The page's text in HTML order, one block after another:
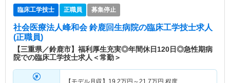
臨床工学技士 正職員 募集停止
社会医療法人峰和会 鈴鹿回生病院の臨床工学技士求人
(正職員)
【三重県／鈴鹿市】福利厚生充実◎年間休日120日◎急性期病
院での臨床工学技士求人＜常勤＞
【モデル月収】 19.2万円～21.7万円 程度